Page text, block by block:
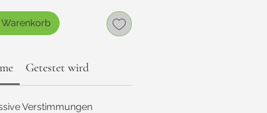
Getestet wird
Verstimmungen